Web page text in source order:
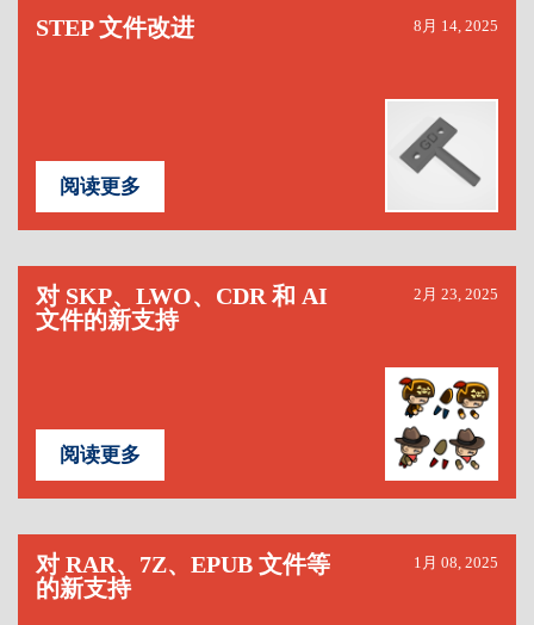
STEP 文件改进 8月 14, 2025
阅读更多
对 SKP、LWO、CDR 和 AI
文件的新支持
2月 23, 2025
阅读更多
对 RAR、7Z、EPUB 文件等
的新支持
1月 08, 2025